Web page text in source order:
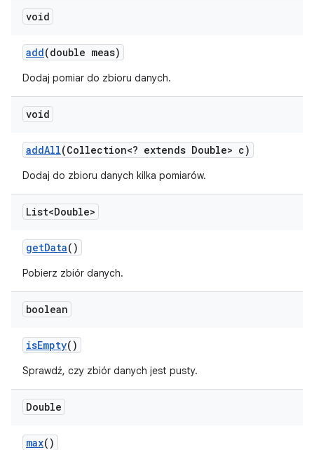
void
add(double meas)
Dodaj pomiar do zbioru danych.
void
addAll(Collection<? extends Double> c)
Dodaj do zbioru danych kilka pomiarów.
List<Double>
getData()
Pobierz zbiór danych.
boolean
isEmpty()
Sprawdź, czy zbiór danych jest pusty.
Double
max()